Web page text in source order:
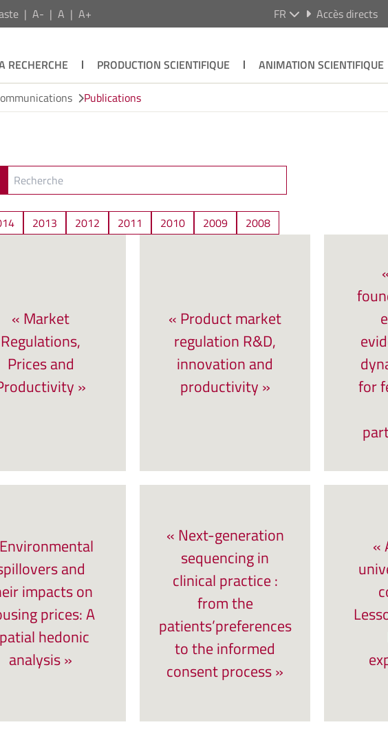
A- A A+ FR Accès directs
RECHERCHE PRODUCTION SCIENTIFIQUE ANIMATION SCIENTIFIQUE
Publications
2013 2012 2011 2010 2009 2008
« Market
Regulations,
Prices and
»
« Product market
regulation R&D,
innovation and
productivity »
for
and
impacts on
prices: A
hedonic
analysis »
« Next-generation
sequencing in
clinical practice :
from the
patients’preferences
to the informed
consent process »
«